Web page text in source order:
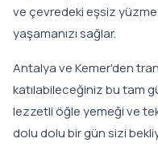
ve çevredeki eşsiz
yaşamanızı sağlar.
Antalya ve Kemer'den
katılabileceğiniz bu tam
lezzetli öğle yemeği ve
dolu dolu bir gün sizi